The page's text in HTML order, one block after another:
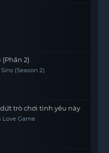
2)
(Season 2)
trò chơi tình yêu này
Love Game